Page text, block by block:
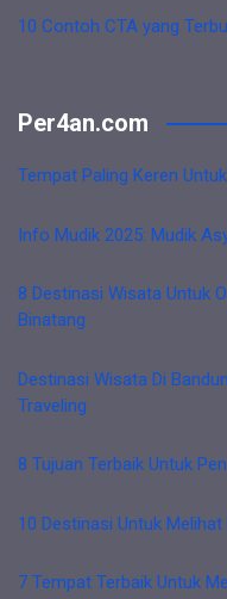
10 Contoh CTA yang
Per4an.com
Tempat Paling Keren
Info Mudik 2025: Mudik
8 Destinasi Wisata Untuk
Binatang
Destinasi Wisata Di
Traveling
8 Tujuan Terbaik Untuk
10 Destinasi Untuk
7 Tempat Terbaik Untuk